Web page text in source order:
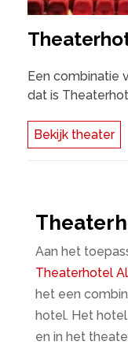
Een combinatie
dat is
Bekijk theater
Aan het
Theaterhotel
het een
hotel. Het
en in het